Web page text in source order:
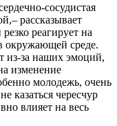
сосудистая
рассказывает
реагирует на
окружающей среде.
из-за наших эмоций,
изменение
молодежь, очень
казаться чересчур
влияет на весь